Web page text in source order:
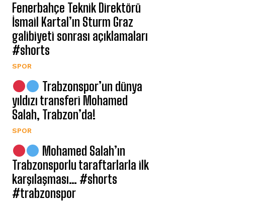
Fenerbahçe Teknik Direktörü
İsmail Kartal’ın Sturm Graz
galibiyeti sonrası açıklamaları
#shorts
SPOR
Trabzonspor’un dünya
yıldızı transferi Mohamed
Salah, Trabzon’da!
SPOR
Mohamed Salah’ın
Trabzonsporlu taraftarlarla ilk
karşılaşması… #shorts
#trabzonspor